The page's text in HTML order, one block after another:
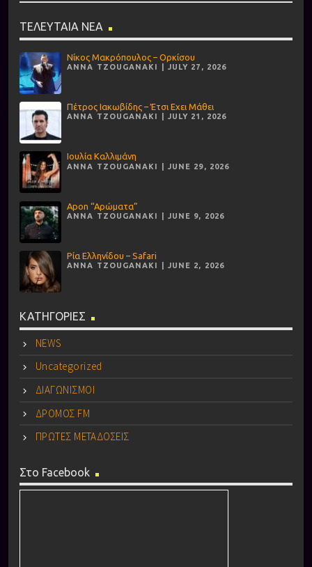
ΤΕΛΕΥΤΑΙΑ ΝΕΑ
Νίκος Μακρόπουλος – Ορκίσου
ANNA TZOUGANAKI | JULY 27, 2026
Πέτρος Ιακωβίδης – Έτσι Εχει Μάθει
ANNA TZOUGANAKI | JULY 21, 2026
Ιουλία Καλλιμάνη
ANNA TZOUGANAKI | JUNE 29, 2026
Apon “Αρώματα”
ANNA TZOUGANAKI | JUNE 9, 2026
Ρία Ελληνίδου – Safari
ANNA TZOUGANAKI | JUNE 2, 2026
ΚΑΤΗΓΟΡΙΕΣ
NEWS
Uncategorized
ΔΙΑΓΩΝΙΣΜΟΙ
ΔΡΟΜΟΣ FM
ΠΡΩΤΕΣ ΜΕΤΑΔΟΣΕΙΣ
Στο Facebook